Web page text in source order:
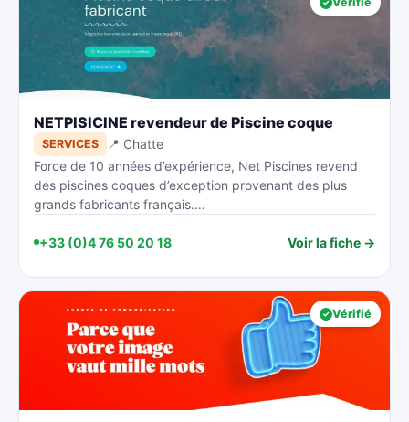
NETPISICINE revendeur de Piscine coque
SERVICES
📍 Chatte
Force de 10 années d’expérience, Net Piscines revend
des piscines coques d’exception provenant des plus
grands fabricants français.…
+33 (0)4 76 50 20 18 Voir la fiche →
Vérifié